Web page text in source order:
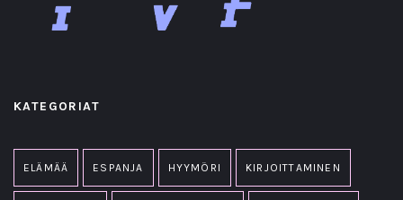
KATEGORIAT
ELÄMÄÄ ESPANJA HYYMÖRI KIRJOITTAMINEN